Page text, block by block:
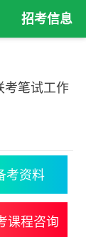
招考信息
考笔试工作
考资料
课程咨询